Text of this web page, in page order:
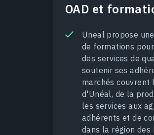
OAD et
Uneal propose
de formations
des services de
soutenir ses
marchés
d'Unéal, de la
les services aux
adhérents et de
dans la région des